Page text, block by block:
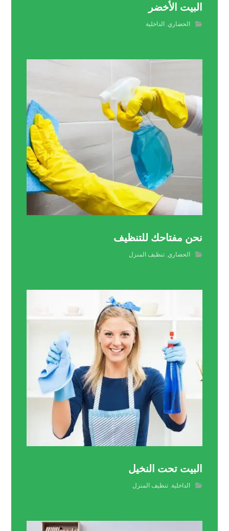
البيت الأخضر
الحضاري, الداخلية
نحن مفتاحك للتنظيف
الحضاري,تنظيف المنزل
البيت تحت النخيل
الداخلية ,تنظيف المنزل